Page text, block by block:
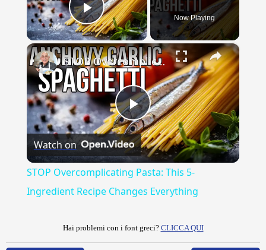
Play Video Now Playing
×
Play
Video
STOP Overcomplicating Pasta: This 5-Ingredient Recipe Changes Everything
Watch on
STOP Overcomplicating Pasta: This 5-
Ingredient Recipe Changes Everything
Hai problemi con i font greci? CLICCA QUI